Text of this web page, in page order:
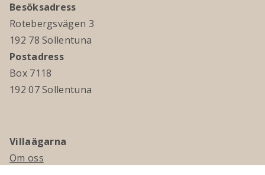
Besöksadress
Rotebergsvägen 3
192 78 Sollentuna
Postadress
Box 7118
192 07 Sollentuna
Villaägarna
Om oss